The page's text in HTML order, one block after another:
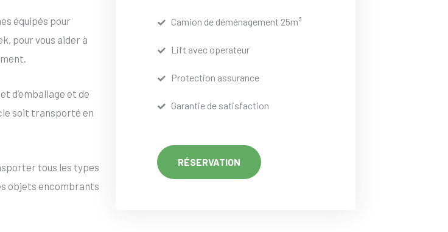
équipés pour
pour vous aider à
d’emballage et de
soit transporté en
tous les types
objets encombrants
Camion de déménagement 25m³
Lift avec operateur
Protection assurance
Garantie de satisfaction
RÉSERVATION